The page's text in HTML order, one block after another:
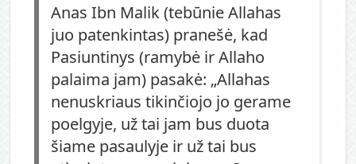
Anas Ibn Malik (tebūnie Allahas
juo patenkintas) pranešė, kad
Pasiuntinys (ramybė ir Allaho
palaima jam) pasakė: „Allahas
nenuskriaus tikinčiojo jo gerame
poelgyje, už tai jam bus duota
šiame pasaulyje ir už tai bus